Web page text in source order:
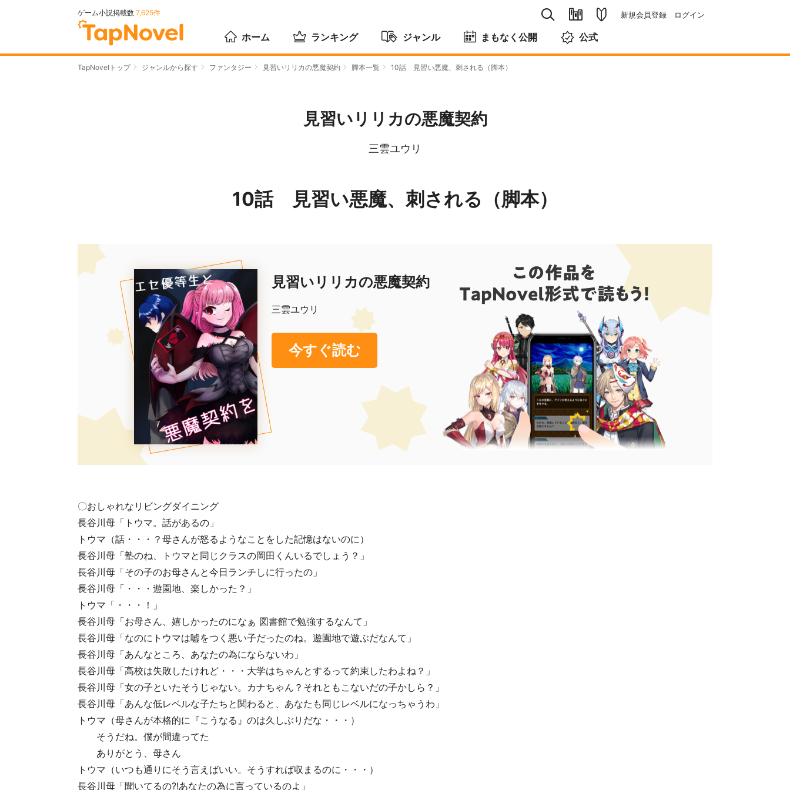
ゲーム小説掲載数 7,625件 新規会員登録 ログイン
ホーム ランキング ジャンル まもなく公開 公式
TapNovelトップ ジャンルから探す ファンタジー 見習いリリカの悪魔契約 脚本一覧 10話 見習い悪魔、刺される（脚本）
見習いリリカの悪魔契約
三雲ユウリ
10話 見習い悪魔、刺される（脚本）
見習いリリカの悪魔契約
三雲ユウリ
今すぐ読む
〇おしゃれなリビングダイニング
長谷川母「トウマ。話があるの」
トウマ（話・・・？母さんが怒るようなことをした記憶はないのに）
長谷川母「塾のね、トウマと同じクラスの岡田くんいるでしょう？」
長谷川母「その子のお母さんと今日ランチしに行ったの」
長谷川母「・・・遊園地、楽しかった？」
トウマ「・・・！」
長谷川母「お母さん、嬉しかったのになぁ 図書館で勉強するなんて」
長谷川母「なのにトウマは嘘をつく悪い子だったのね。遊園地で遊ぶだなんて」
長谷川母「あんなところ、あなたの為にならないわ」
長谷川母「高校は失敗したけれど・・・大学はちゃんとするって約束したわよね？」
長谷川母「女の子といたそうじゃない。カナちゃん？それともこないだの子かしら？」
長谷川母「あんな低レベルな子たちと関わると、あなたも同じレベルになっちゃうわ」
トウマ（母さんが本格的に『こうなる』のは久しぶりだな・・・）
そうだね。僕が間違ってた
ありがとう、母さん
トウマ（いつも通りにそう言えばいい。そうすれば収まるのに・・・）
長谷川母「聞いてるの?!あなたの為に言っているのよ」